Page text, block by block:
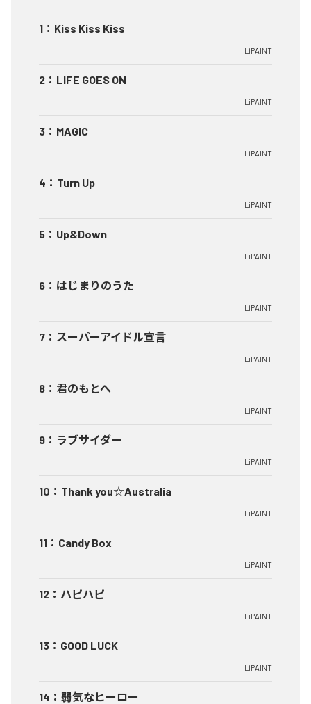
1 ： Kiss Kiss Kiss
LiPAINT
2 ： LIFE GOES ON
LiPAINT
3 ： MAGIC
LiPAINT
4 ： Turn Up
LiPAINT
5 ： Up&Down
LiPAINT
6 ： はじまりのうた
LiPAINT
7 ： スーパーアイドル宣言
LiPAINT
8 ： 君のもとへ
LiPAINT
9 ： ラブサイダー
LiPAINT
10 ： Thank you☆Australia
LiPAINT
11 ： Candy Box
LiPAINT
12 ： ハピハピ
LiPAINT
13 ： GOOD LUCK
LiPAINT
14 ： 弱気なヒーロー